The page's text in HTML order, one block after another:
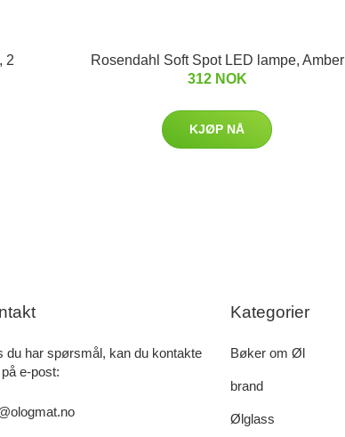
2
Rosendahl Soft Spot LED lampe, Amber
312 NOK
KJØP NÅ
du har spørsmål, kan du kontakte
e-post:
Kategorier
Bøker om Øl
brand
Ølglass